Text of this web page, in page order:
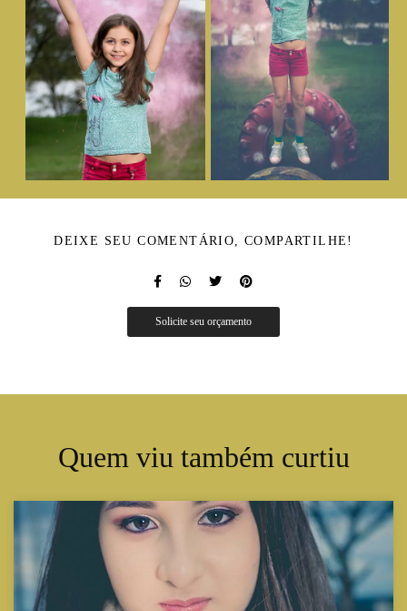
DEIXE SEU COMENTÁRIO, COMPARTILHE!
Solicite seu orçamento
Quem viu também curtiu